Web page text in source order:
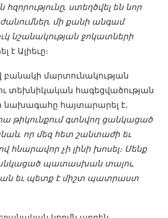
ստեղծվել են նոր
մի քանի անգամ
նշանակության ջոկատների
է Ալիեւը։
բանակի մարտունակության
տեխնիկական հագեցվածության
նախագահը հայտարարել է․
թիկունքում գտնվող ցանկացած
որ մեզ հետ շանտաժի եւ
հնարավոր չի լինի խոսել։ Մենք
պատասխան տալու,
եւ պետք է միշտ պատրաստ